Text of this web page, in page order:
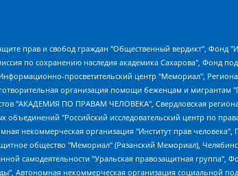
Общество с ограниченной ответственностью "Вега 2021", Общество с ограниченной ответственностью "Главный редактор 2021", Общество с ограниченной ответственностью "Ромашки монолит", Важенков Артем Валерьевич, Ивановская областная общественная организация "Центр гендерных исследований", Гурман Юрий Альбертович, Медиапроект "ОВД-Инфо", Егоров Владимир Владимирович, Жилинский Владимир Александрович, Общество с ограниченной ответственностью "ЗП", Иванова София Юрьевна, Карезина Инна Павловна, Кильтау Екатерина Викторовна, Петров Алексей Викторович, Пискунов Сергей Евгеньевич, Смирнов Сергей Сергеевич, Тихонов Михаил Сергеевич, Общество с ограниченной ответственностью "ЖУРНАЛИСТ-ИНОСТРАННЫЙ АГЕНТ", Арапова Галина Юрьевна, Вольтская Татьяна Анатольевна, Американская компания "Mason G.E.S. Anonymous Foundation" (США), являющаяся владельцем интернет-издания https://mnews.world/, Компания "Stichting Bellingcat", зарегистрированная в Нидерландах (дата регистрации 11.07.2018), Захаров Андрей Вячеславович, Клепиковская Екатерина Дмитриевна, Общество с ограниченной ответственностью "МЕМО", Перл Роман Александрович, Симонов Евгений Алексеевич, Соловьева Елена Анатольевна, Сотников Даниил Владимирович, Сурначева Елизавета Дмитриевна, Автономная некоммерческая организация по защите прав человека и информированию населения "Якутия – Наше Мнение", Общество с ограниченной ответственностью "Москоу диджитал медиа", с 26.01.2023 Общество с ограниченной ответственностью "Чайка Белые сады", Ветошкина Валерия Валерьевна, Заговора Максим Александрович, Межрегиональное общественное движение "Российская ЛГБТ - сеть", Оленичев Максим Владимирович, Павлов Иван Юрьевич, Скворцова Елена Сергеевна, Общество с ограниченной ответственностью "Как бы инагент", Кочетков Игорь Викторович, Общество с ограниченной ответственностью "Честные выборы", Еланчик Олег Александрович, Общество с ограниченной ответственностью "Нобелевский призыв", Гималова Регина Эмилевна, Григорьев Андрей Валерьевич, Григорьева Алина Александровна, Ассоциация по содействию защите прав призывников, альтернативнослужащих и военнослужащих "Правозащитная группа "Гражданин.Армия.Право", Хисамова Регина Фаритовна, Автономная некоммерческая организация по реализации социально-правовых программ "Лилит", Дальневосточное общественное движение "Маяк", Санкт-Петербургская ЛГБТ-инициативная группа "Выход", Инициативная группа ЛГБТ+ "Реверс", Алексеев Андрей Викторович, Бекбулатова Таисия Львовна, Беляев Иван Михайлович, Владыкина Елена Сергеевна, Гельман Марат Александрович, Никульшина